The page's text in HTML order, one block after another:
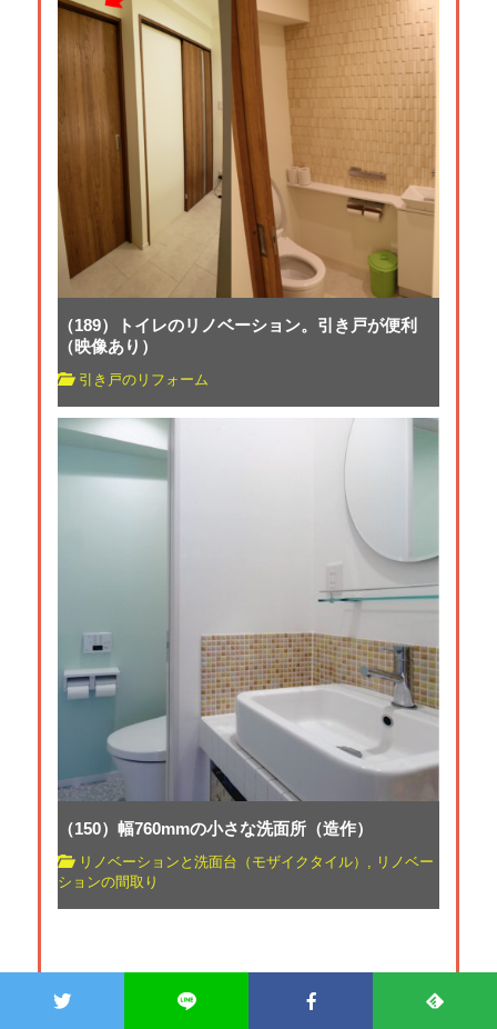
（189）トイレのリノベーション。引き戸が便利
（映像あり）
引き戸のリフォーム
（150）幅760mmの小さな洗面所（造作）
リノベーションと洗面台（モザイクタイル）
リノベー
ションの間取り